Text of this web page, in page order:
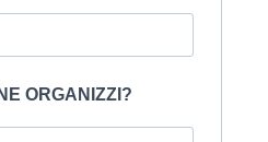
ORGANIZZI?